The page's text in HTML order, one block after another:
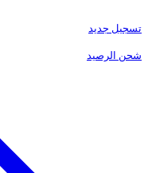
تسجيل جديد
شحن الرصيد